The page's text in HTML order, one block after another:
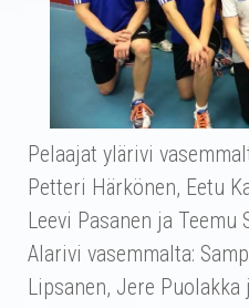
Pelaajat ylärivi
Petteri Härkönen, Eetu
Leevi Pasanen ja Teemu
Alarivi vasemmalta:
Lipsanen, Jere Puolakka